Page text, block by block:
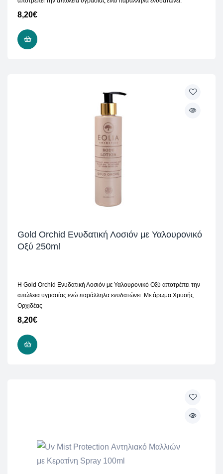
8,20€
Gold Orchid Ενυδατική Λοσιόν με Υαλουρονικό
Οξύ 250ml
Η Gold Orchid Ενυδατική Λοσιόν με Υαλουρονικό Οξύ αποτρέπει την
απώλεια υγρασίας ενώ παράλληλα ενυδατώνει. Με άρωμα Χρυσής
Ορχιδέας
8,20€